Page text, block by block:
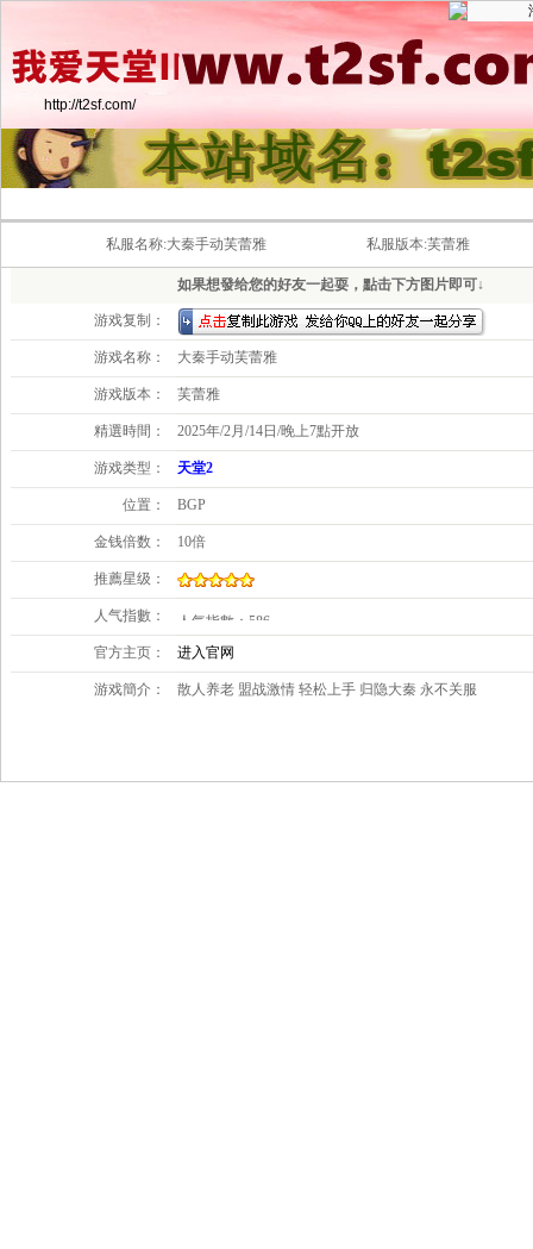
http://t2sf.com/
私服名称:大秦手动芙蕾雅 私服版本:芙蕾雅
如果想發给您的好友一起耍，點击下方图片即可↓
游戏复制：
游戏名称： 大秦手动芙蕾雅
游戏版本： 芙蕾雅
精選時間： 2025年/2月/14日/晚上7點开放
游戏类型： 天堂2
位置： BGP
金钱倍数： 10倍
推薦星级：
人气指數：
官方主页： 进入官网
游戏簡介： 散人养老 盟战激情 轻松上手 归隐大秦 永不关服